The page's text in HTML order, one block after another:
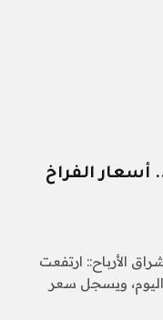
أسعار الفراخ
الأرباح:: ارتفعت
ويسجل سعر